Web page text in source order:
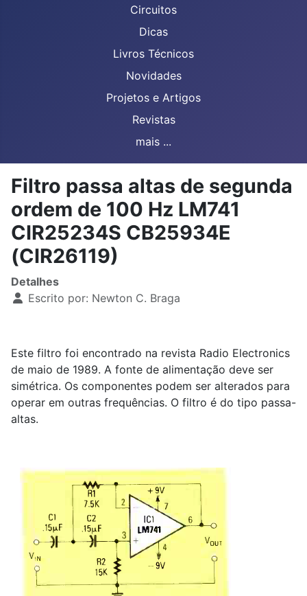
Circuitos
Dicas
Livros Técnicos
Novidades
Projetos e Artigos
Revistas
mais ...
Filtro passa altas de segunda
ordem de 100 Hz LM741
CIR25234S CB25934E
(CIR26119)
Detalhes
Escrito por: Newton C. Braga
Este filtro foi encontrado na revista Radio Electronics
de maio de 1989. A fonte de alimentação deve ser
simétrica. Os componentes podem ser alterados para
operar em outras frequências. O filtro é do tipo passa-
altas.